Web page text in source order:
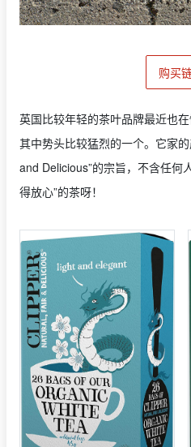
购买
英国比较年轻的茶叶品牌最近也
其中势头比较猛烈的一个。它家
and Delicious”的宗旨，不含任何
得放心”的茶呀！